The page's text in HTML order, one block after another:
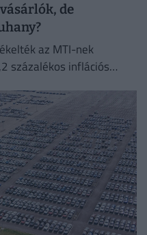
de
az MTI-nek
százalékos inflációs